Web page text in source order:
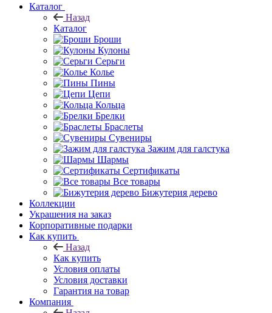
Каталог
Назад
Каталог
Броши
Кулоны
Серьги
Колье
Пины
Цепи
Кольца
Брелки
Браслеты
Сувениры
Зажим для галстука
Шармы
Сертификаты
Все товары
Бижутерия дерево
Коллекции
Украшения на заказ
Корпоративные подарки
Как купить
Назад
Как купить
Условия оплаты
Условия доставки
Гарантия на товар
Компания